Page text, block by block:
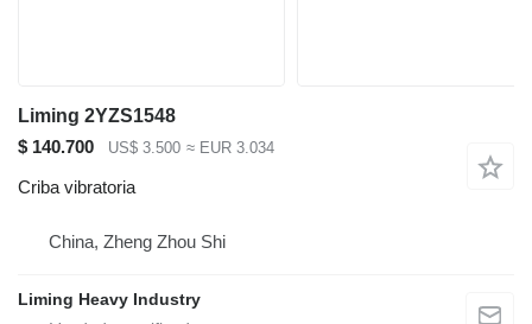
Liming 2YZS1548
$ 140.700
US$ 3.500 ≈ EUR 3.034
Criba vibratoria
China, Zheng Zhou Shi
Liming Heavy Industry